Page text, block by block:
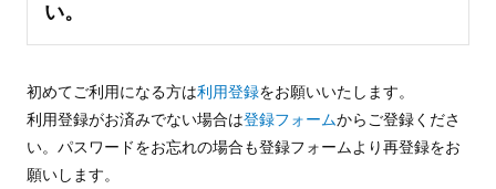
い。
初めてご利用になる方は利用登録をお願いいたします。
利用登録がお済みでない場合は登録フォームからご登録くださ
い。パスワードをお忘れの場合も登録フォームより再登録をお
願いします。